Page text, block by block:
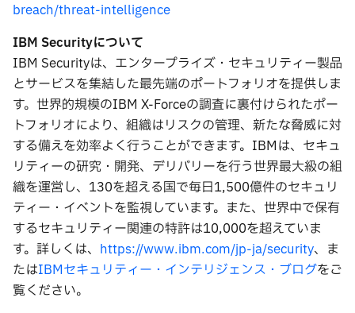
breach/threat-intelligence
IBM Securityについて
IBM Securityは、エンタープライズ・セキュリティー製品
とサービスを集結した最先端のポートフォリオを提供しま
す。世界的規模のIBM X-Forceの調査に裏付けられたポー
トフォリオにより、組織はリスクの管理、新たな脅威に対
する備えを効率よく行うことができます。IBMは、セキュ
リティーの研究・開発、デリバリーを行う世界最大級の組
織を運営し、130を超える国で毎日1,500億件のセキュリ
ティー・イベントを監視しています。また、世界中で保有
するセキュリティー関連の特許は10,000を超えていま
す。詳しくは、 https://www.ibm.com/jp-ja/security、ま
たはIBMセキュリティー・インテリジェンス・ブログをご
覧ください。